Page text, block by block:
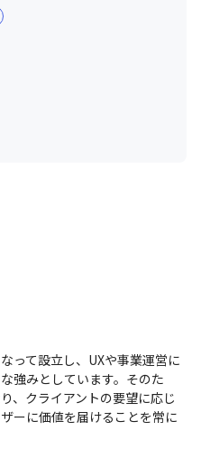
って設立し、UXや事業運営に
強みとしています。そのた
、クライアントの要望に応じ
ーに価値を届けることを常に